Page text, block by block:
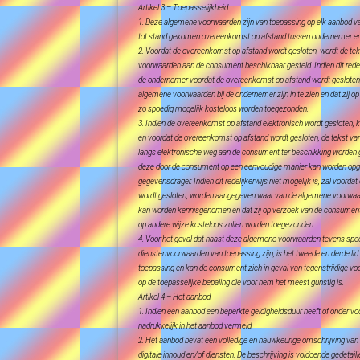
Artikel 3 – Toepasselijkheid
1. Deze algemene voorwaarden zijn van toepassing op elk aanbod
tot stand gekomen overeenkomst op afstand tussen ondernemer
2. Voordat de overeenkomst op afstand wordt gesloten, wordt de
voorwaarden aan de consument beschikbaar gesteld. Indien dit
de ondernemer voordat de overeenkomst op afstand wordt
algemene voorwaarden bij de ondernemer zijn in te zien en dat zij
zo spoedig mogelijk kosteloos worden toegezonden.
3. Indien de overeenkomst op afstand elektronisch wordt gesloten,
en voordat de overeenkomst op afstand wordt gesloten, de tekst
langs elektronische weg aan de consument ter beschikking worden
deze door de consument op een eenvoudige manier kan worden
gegevensdrager. Indien dit redelijkerwijs niet mogelijk is, zal
wordt gesloten, worden aangegeven waar van de algemene
kan worden kennisgenomen en dat zij op verzoek van de
op andere wijze kosteloos zullen worden toegezonden.
4. Voor het geval dat naast deze algemene voorwaarden tevens
dienstenvoorwaarden van toepassing zijn, is het tweede en derde
toepassing en kan de consument zich in geval van tegenstrijdige
op de toepasselijke bepaling die voor hem het meest gunstig is.
Artikel 4 – Het aanbod
1. Indien een aanbod een beperkte geldigheidsduur heeft of onder
nadrukkelijk in het aanbod vermeld.
2. Het aanbod bevat een volledige en nauwkeurige omschrijving
digitale inhoud en/of diensten. De beschrijving is voldoende